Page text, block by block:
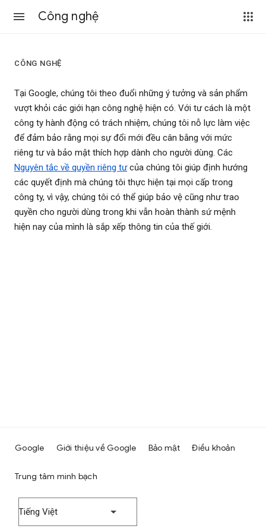
Công nghệ
CÔNG NGHỆ
Tại Google, chúng tôi theo đuổi những ý tưởng và sản phẩm
vượt khỏi các giới hạn công nghệ hiện có. Với tư cách là một
công ty hành động có trách nhiệm, chúng tôi nỗ lực làm việc
để đảm bảo rằng mọi sự đổi mới đều cân bằng với mức
riêng tư và bảo mật thích hợp dành cho người dùng. Các
Nguyên tắc về quyền riêng tưcủa chúng tôi giúp định hướng
các quyết định mà chúng tôi thực hiện tại mọi cấp trong
công ty, vì vậy, chúng tôi có thể giúp bảo vệ cũng như trao
quyền cho người dùng trong khi vẫn hoàn thành sứ mệnh
hiện nay của mình là sắp xếp thông tin của thế giới.
Google Giới thiệu về Google Bảo mật Điều khoản
Trung tâm minh bạch
Tiếng Việt